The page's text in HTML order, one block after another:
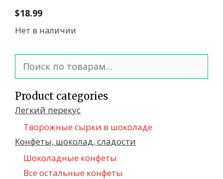
$18.99
Нет в наличии
Product categories
Легкий перекус
Творожные сырки в шоколаде
Конфеты, шоколад, сладости
Шоколадные конфеты
Все остальные конфеты